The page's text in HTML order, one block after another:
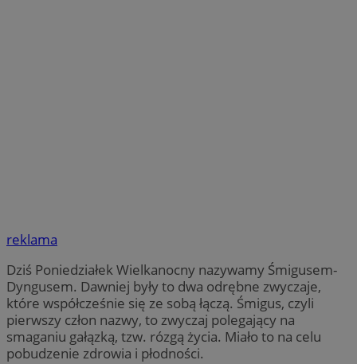
reklama
Dziś Poniedziałek Wielkanocny nazywamy Śmigusem-
Dyngusem. Dawniej były to dwa odrębne zwyczaje,
które współcześnie się ze sobą łączą. Śmigus, czyli
pierwszy człon nazwy, to zwyczaj polegający na
smaganiu gałązką, tzw. rózgą życia. Miało to na celu
pobudzenie zdrowia i płodności.